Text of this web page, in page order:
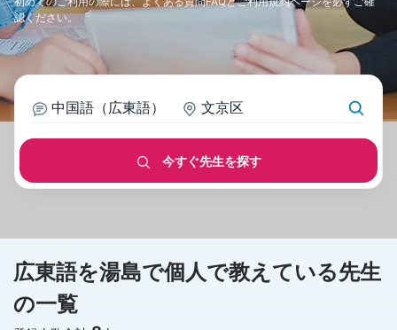
認ください。
中国語（広東語） 文京区
今すぐ先生を探す
広東語を湯島で個人で教えている先生
の一覧